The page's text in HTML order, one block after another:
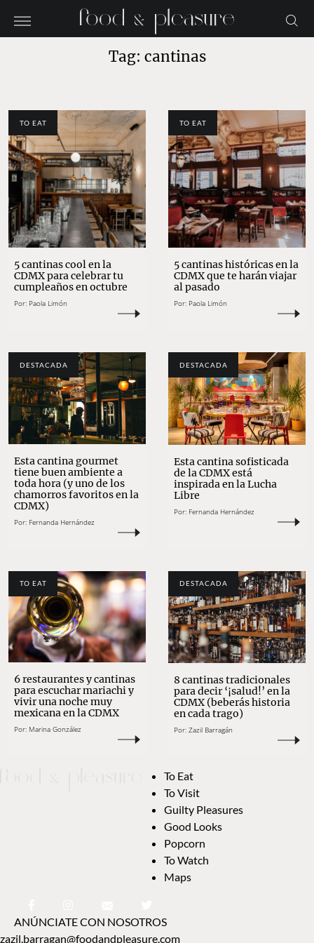
Tag: cantinas
TO EAT
5 cantinas cool en la
CDMX para celebrar tu
cumpleaños en octubre
Por: Paola Limón
TO EAT
5 cantinas históricas en la
CDMX que te harán viajar
al pasado
Por: Paola Limón
DESTACADA
Esta cantina gourmet
tiene buen ambiente a
toda hora (y uno de los
chamorros favoritos en la
CDMX)
Por: Fernanda Hernández
DESTACADA
Esta cantina sofisticada
de la CDMX está
inspirada en la Lucha
Libre
Por: Fernanda Hernández
TO EAT
6 restaurantes y cantinas
para escuchar mariachi y
vivir una noche muy
mexicana en la CDMX
Por: Marina González
DESTACADA
8 cantinas tradicionales
para decir ‘¡salud!’ en la
CDMX (beberás historia
en cada trago)
Por: Zazil Barragán
To Eat
To Visit
Guilty Pleasures
Good Looks
Popcorn
To Watch
Maps
ANÚNCIATE CON NOSOTROS
zazil.barragan@foodandpleasure.com